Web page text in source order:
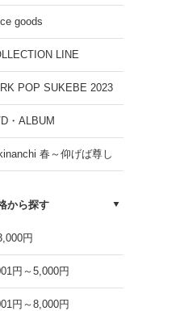
goods
LINE
POP SUKEBE 2023
・ALBUM
春～仰げば尊し
から探す
円
円～5,000円
円～8,000円